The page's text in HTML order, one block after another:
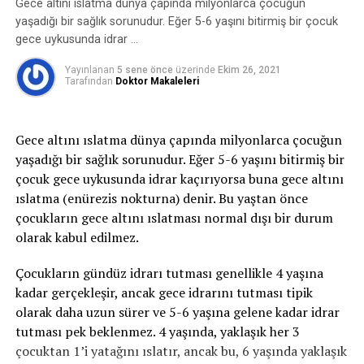
sırasında mesane içindeki basınç artar, idrar tutmayı
sağlayan kaslar ve mekanizmalar bu basınca karşı
koyamaz ve idrar kaçırma oluşur.
2-Sıkışma tipi idrar kaçırma:
yetişememe veya idrarı geciktirememe durumudur ve
idrar bu esnada kaçar. İdrar kaçağı bir damla ila idrarın
tamamını kaçırma derecesinde olabilir. gece idrara
kalkma ihtiyacı belirgindir. Bu tip idrar kaçırma,
enfeksiyon gibi basit problemden; nörolojik bozukluk
veya diyabet gibi daha ciddi durumlardan
3- Taşma inkontinansı: Tamamen boşalmayan bir
mesaneden kapasite dolduktan sonra damla damla
sürekli idrar kaçırmayı ifade eder.
Gece altını ıslatma dünya çapında milyonlarca çocuğun
yaşadığı bir sağlık sorunudur. Eğer 5-6 yaşını bitirmiş bir çocuk
gece uykusunda idrar …
Yayınlanan 5 sene önce üzerinde Ekim 26, 2021
Tarafından Doktor Makaleleri
Gece altını ıslatma dünya çapında milyonlarca çocuğun
yaşadığı bir sağlık sorunudur. Eğer 5-6 yaşını bitirmiş bir
çocuk gece uykusunda idrar kaçırıyorsa buna gece altını
ıslatma (enürezis nokturna) denir. Bu yaştan önce
çocukların gece altını ıslatması normal dışı bir durum
olarak kabul edilmez.
Çocukların gündüz idrarı tutması genellikle 4 yaşına
kadar gerçekleşir, ancak gece idrarını tutması tipik
olarak daha uzun sürer ve 5-6 yaşına gelene kadar idrar
tutması pek beklenmez. 4 yaşında, yaklaşık her 3
çocuktan 1’i yatağını ıslatır, ancak bu, 6 yaşında yaklaşık